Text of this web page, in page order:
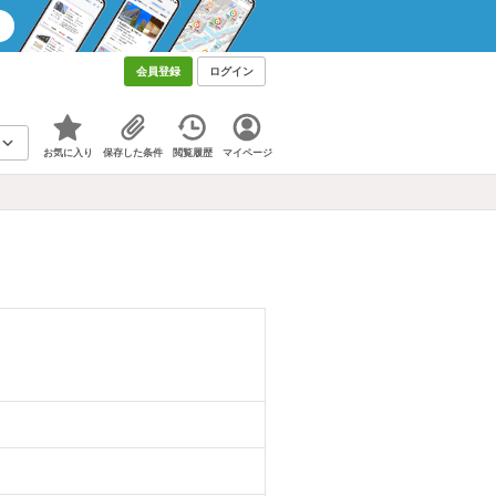
会員登録 ログイン
お気に入り 保存した条件 閲覧履歴 マイページ